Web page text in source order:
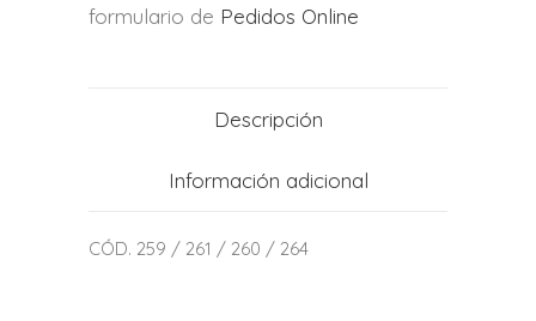
formulario de Pedidos Online
Descripción
Información adicional
CÓD. 259 / 261 / 260 / 264